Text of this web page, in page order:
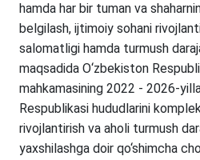
hamda har bir tuman va
belgilash, ijtimoiy sohani
salomatligi hamda turmush
maqsadida O‘zbekiston
mahkamasining 2022 - 2026-
Respublikasi hududlarini
rivojlantirish va aholi turmush
yaxshilashga doir qo‘shimcha